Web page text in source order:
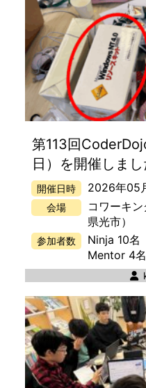
第113回
日）を開催しまし
開催日時 2026年05
会場 コワーキ
県光市）
参加者数 Ninja 10名
Mentor 4名